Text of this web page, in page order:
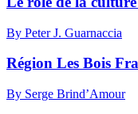
By Peter J. Guarnaccia
Région Les Bois
By Serge Brind’Amour